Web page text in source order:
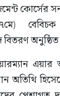
কোর্সের
অনুষ্ঠিত
এয়ার
অতিথি